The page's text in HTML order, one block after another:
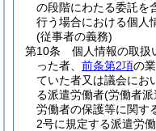
の段階にわたる委託を
行う場合における個人
(従事者の義務)
第10条
個人情報の取扱
った者、 前条第2項の
ていた者又は議会にお
る派遣労働者(労働者
労働者の保護等に関す
2号に規定する派遣労